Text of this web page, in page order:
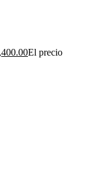
El precio